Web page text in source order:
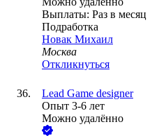
Выплаты: Раз в месяц
Подработка
Новак Михаил
Москва
Откликнуться
Lead Game designer
Опыт 3-6 лет
Можно удалённо